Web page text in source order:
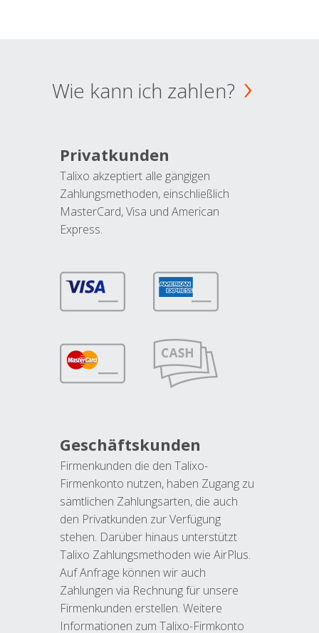
Wie kann ich zahlen?
Privatkunden
Talixo akzeptiert alle gängigen
Zahlungsmethoden, einschließlich
MasterCard, Visa und American
Express.
Geschäftskunden
Firmenkunden die den Talixo-
Firmenkonto nutzen, haben Zugang zu
sämtlichen Zahlungsarten, die auch
den Privatkunden zur Verfügung
stehen. Darüber hinaus unterstützt
Talixo Zahlungsmethoden wie AirPlus.
Auf Anfrage können wir auch
Zahlungen via Rechnung für unsere
Firmenkunden erstellen. Weitere
Informationen zum Talixo-Firmkonto